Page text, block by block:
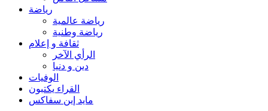
رياضة
رياضة عالمية
رياضة وطنية
ثقافة و إعلام
الرأي الآخر
دين و دنيا
الوفيات
القراء يكتبون
مايد إين سفاكس